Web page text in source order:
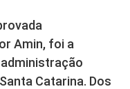
Amin, foi a
Catarina. Dos